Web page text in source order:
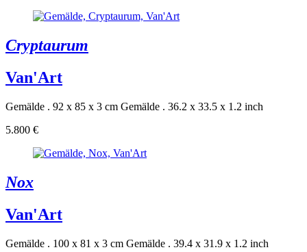
Cryptaurum
Van'Art
Gemälde . 92 x 85 x 3 cm Gemälde . 36.2 x 33.5 x 1.2 inch
5.800 €
Nox
Van'Art
Gemälde . 100 x 81 x 3 cm Gemälde . 39.4 x 31.9 x 1.2 inch